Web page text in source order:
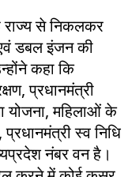
राज्य से निकलकर
डबल इंजन की
कहा कि
प्रधानमंत्री
योजना, महिलाओं के
स्व निधि
नंबर वन है।